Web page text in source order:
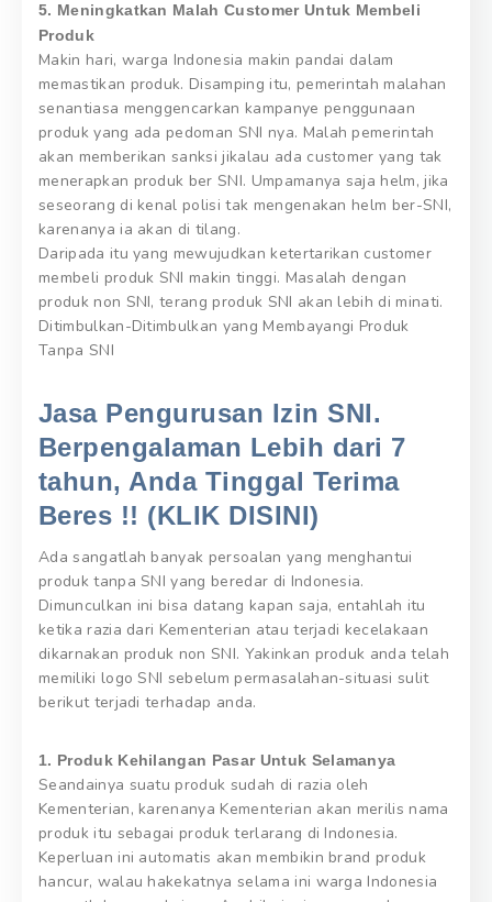
5. Meningkatkan Malah Customer Untuk Membeli
Produk
Makin hari, warga Indonesia makin pandai dalam
memastikan produk. Disamping itu, pemerintah malahan
senantiasa menggencarkan kampanye penggunaan
produk yang ada pedoman SNI nya. Malah pemerintah
akan memberikan sanksi jikalau ada customer yang tak
menerapkan produk ber SNI. Umpamanya saja helm, jika
seseorang di kenal polisi tak mengenakan helm ber-SNI,
karenanya ia akan di tilang.
Daripada itu yang mewujudkan ketertarikan customer
membeli produk SNI makin tinggi. Masalah dengan
produk non SNI, terang produk SNI akan lebih di minati.
Ditimbulkan-Ditimbulkan yang Membayangi Produk
Tanpa SNI
Jasa Pengurusan Izin SNI.
Berpengalaman Lebih dari 7
tahun, Anda Tinggal Terima
Beres !! (KLIK DISINI)
Ada sangatlah banyak persoalan yang menghantui
produk tanpa SNI yang beredar di Indonesia.
Dimunculkan ini bisa datang kapan saja, entahlah itu
ketika razia dari Kementerian atau terjadi kecelakaan
dikarnakan produk non SNI. Yakinkan produk anda telah
memiliki logo SNI sebelum permasalahan-situasi sulit
berikut terjadi terhadap anda.
1. Produk Kehilangan Pasar Untuk Selamanya
Seandainya suatu produk sudah di razia oleh
Kementerian, karenanya Kementerian akan merilis nama
produk itu sebagai produk terlarang di Indonesia.
Keperluan ini automatis akan membikin brand produk
hancur, walau hakekatnya selama ini warga Indonesia